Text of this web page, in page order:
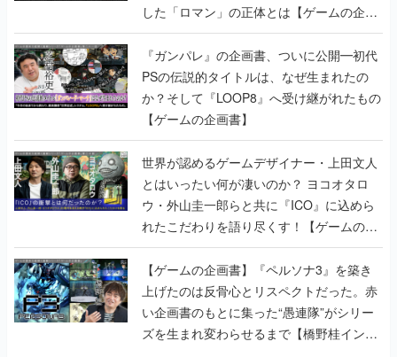
PSの伝説的タイトルは、なぜ生まれたの
か？そして『LOOP8』へ受け継がれたもの
【ゲームの企画書】
世界が認めるゲームデザイナー・上田文人
とはいったい何が凄いのか？ ヨコオタロ
ウ・外山圭一郎らと共に『ICO』に込めら
れたこだわりを語り尽くす！【ゲームの企
画書】
【ゲームの企画書】『ペルソナ3』を築き
上げたのは反骨心とリスペクトだった。赤
い企画書のもとに集った“愚連隊”がシリー
ズを生まれ変わらせるまで【橋野桂インタ
ビュー】
ゲームの企画書の記事一覧
若ゲのいたり〜ゲームクリエイターの青春〜